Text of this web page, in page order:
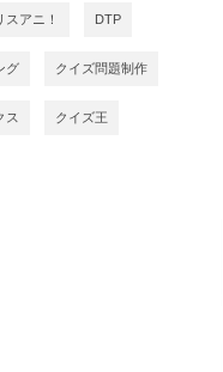
スアニ！ DTP
グ クイズ問題制作
ス クイズ王